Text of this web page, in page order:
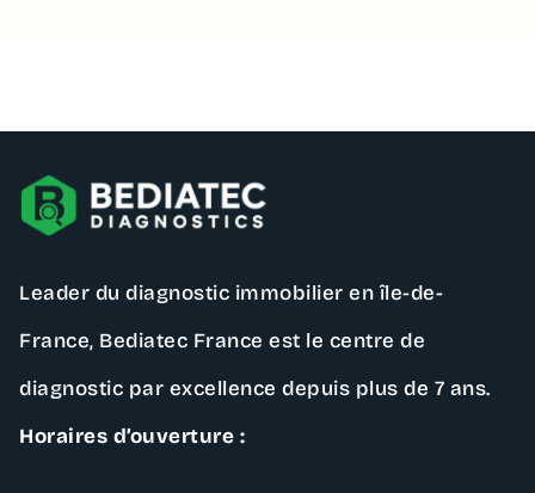
Leader du diagnostic immobilier en île-de-
France, Bediatec France est le centre de
diagnostic par excellence depuis plus de 7 ans.
Horaires d’ouverture :